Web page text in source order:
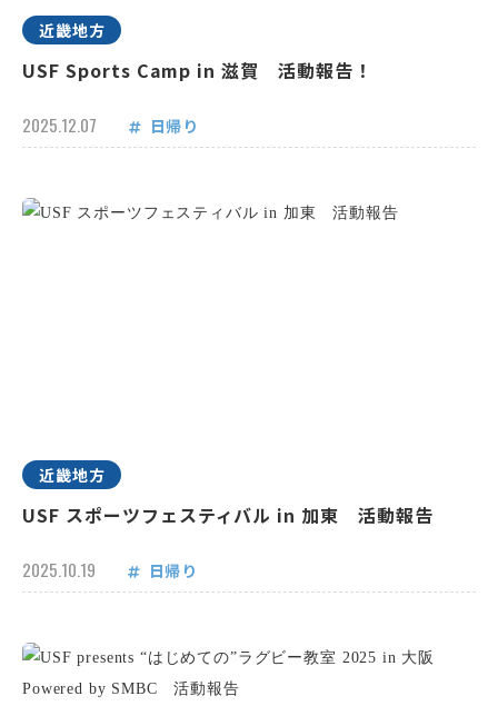
近畿地方
USF Sports Camp in 滋賀 活動報告！
2025.12.07 日帰り
近畿地方
USF スポーツフェスティバル in 加東 活動報告
2025.10.19 日帰り